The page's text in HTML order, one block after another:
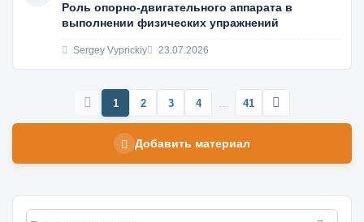
Роль опорно-двигательного аппарата в
выполнении физических упражнений
Sergey Vyprickiy 23.07.2026
1 2 3 4 41
Добавить материал